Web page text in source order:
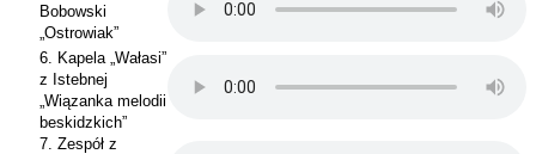
Bobowski
„Ostrowiak”
6. Kapela „Wałasi”
z Istebnej
„Wiązanka melodii
beskidzkich”
7. Zespół z